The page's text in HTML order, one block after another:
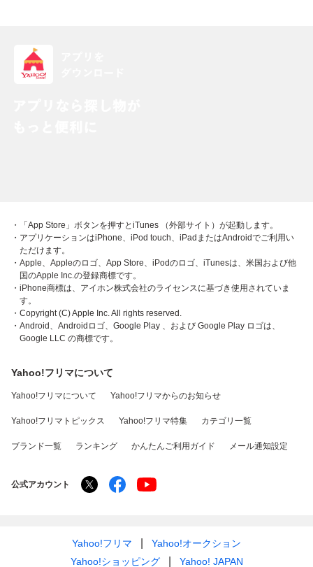
・「App Store」ボタンを押すとiTunes （外部サイト）が起動します。
・アプリケーションはiPhone、iPod touch、iPadまたはAndroidでご利用い
ただけます。
・Apple、Appleのロゴ、App Store、iPodのロゴ、iTunesは、米国および他
国のApple Inc.の登録商標です。
・iPhone商標は、アイホン株式会社のライセンスに基づき使用されていま
す。
・Copyright (C) Apple Inc. All rights reserved.
・Android、Androidロゴ、Google Play 、および Google Play ロゴは、
Google LLC の商標です。
Yahoo!フリマについて
Yahoo!フリマについて Yahoo!フリマからのお知らせ
Yahoo!フリマトピックス Yahoo!フリマ特集 カテゴリ一覧
ブランド一覧 ランキング かんたんご利用ガイド メール通知設定
公式アカウント
Yahoo!フリマ
Yahoo!オークション
Yahoo!ショッピング
Yahoo! JAPAN